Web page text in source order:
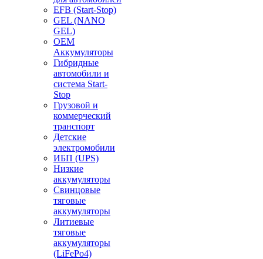
EFB (Start-Stop)
GEL (NANO
GEL)
OEM
Аккумуляторы
Гибридные
автомобили и
система Start-
Stop
Грузовой и
коммерческий
транспорт
Детские
электромобили
ИБП (UPS)
Низкие
аккумуляторы
Свинцовые
тяговые
аккумуляторы
Литиевые
тяговые
аккумуляторы
(LiFePo4)